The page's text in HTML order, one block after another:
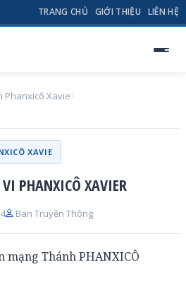
TRANG CHỦ GIỚI THIỆU LIÊN HỆ
Phanxicô Xavie
XAVIE
PHANXICÔ XAVIER
Ban Truyền Thông
mạng Thánh PHANXICÔ